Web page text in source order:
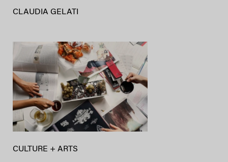
CLAUDIA GELATI
CULTURE + ARTS